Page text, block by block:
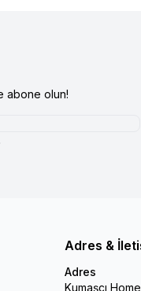
abone olun!
Adres &
Adres
Kumaşçı